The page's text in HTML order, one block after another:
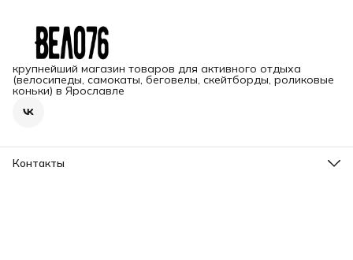
крупнейший магазин товаров для активного отдыха
(велосипеды, самокаты, беговелы, скейтборды, роликовые
коньки) в Ярославле
Контакты